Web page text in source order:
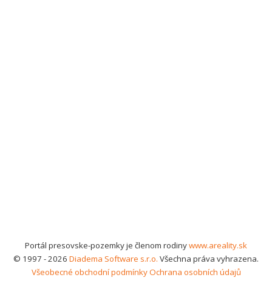
Portál presovske-pozemky je členom rodinywww.areality.sk
© 1997 - 2026 Diadema Software s.r.o. Všechna práva vyhrazena.
Všeobecné obchodní podmínkyOchrana osobních údajů